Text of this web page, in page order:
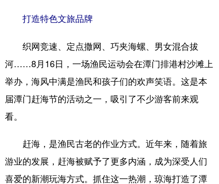
打造特色文旅品牌
织网竞速、定点撒网、巧夹海螺、男女混合拔
河……8月16日，一场渔民运动会在潭门排港村沙滩上
举办，海风中满是渔民和孩子们的欢声笑语。这是本
届潭门赶海节的活动之一，吸引了不少游客前来观
看。
赶海，是渔民古老的作业方式。近年来，随着旅
游业的发展，赶海被赋予了更多内涵，成为深受人们
喜爱的新潮玩海方式。抓住这一热潮，琼海打造了潭